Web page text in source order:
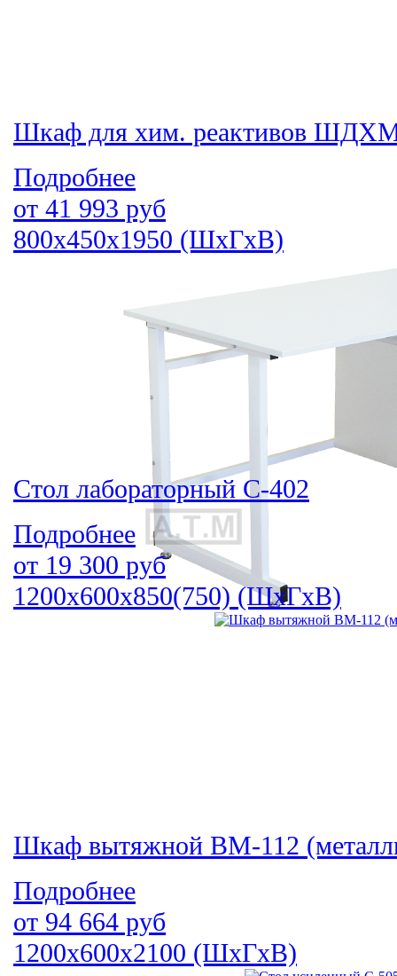
Шкаф для хим. реактивов
Подробнее
от 41 993 руб
800х450х1950 (ШхГхВ)
Стол лабораторный С-402
Подробнее
от 19 300 руб
1200х600х850(750) (ШхГхВ)
Шкаф вытяжной ВМ-112
Подробнее
от 94 664 руб
1200х600х2100 (ШхГхВ)